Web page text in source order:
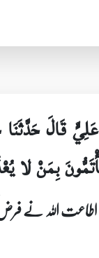
قَالَ
بِمَنْ لا
اللہ نے